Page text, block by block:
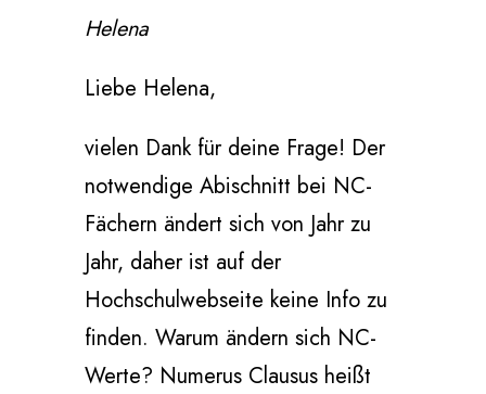
Helena
Liebe Helena,
vielen Dank für deine Frage! Der
notwendige Abischnitt bei NC-
Fächern ändert sich von Jahr zu
Jahr, daher ist auf der
Hochschulwebseite keine Info zu
finden. Warum ändern sich NC-
Werte? Numerus Clausus heißt